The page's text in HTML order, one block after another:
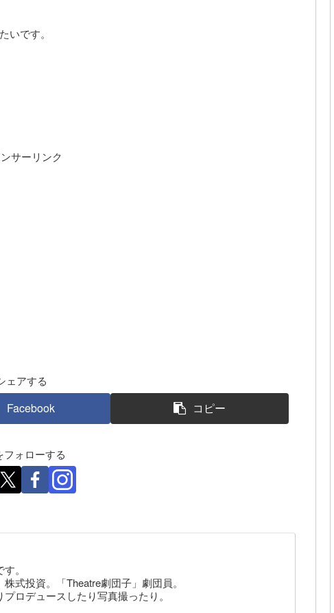
いです。
サーリンク
ェアする
Facebook コピー
フォローする
。
式投資。「Theatre劇団子」劇団員。
ロデュースしたり写真撮ったり。